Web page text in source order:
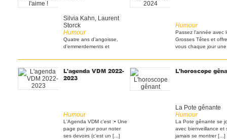
Silvia Kahn, Laurent
Storck
Humour
Quatre ans d’angoisse,
d’emmerdements et
parents [...]
Humour
Passez l'­année avec
Grosses Têtes et
vous chaque jour
L'agenda VDM 2022-
2023
Humour
L'Agenda VDM c'est :• Une
page par jour pour noter
ses devoirs (c'est un [...]
L'horoscope
La Pote gênante
Humour
La Pote gênante se
avec bienveillance et
jamais se montrer [...]